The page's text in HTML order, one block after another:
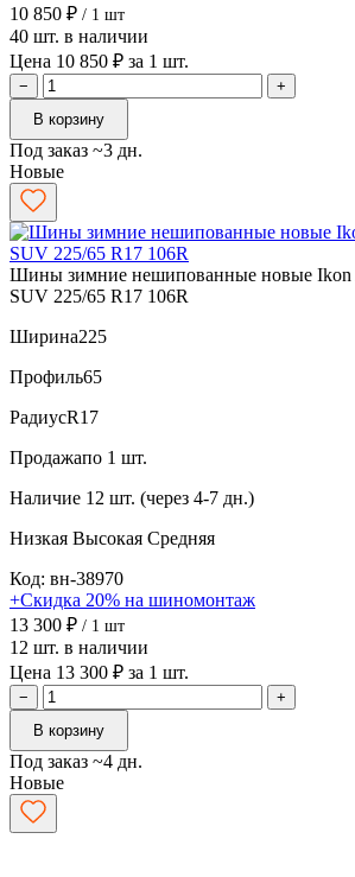
10 850 ₽ / 1 шт
40 шт. в наличии
Цена 10 850 ₽ за 1 шт.
−
+
В корзину
Под заказ ~3 дн.
Новые
Шины зимние нешипованные новые Ikon
SUV 225/65 R17 106R
Ширина225
Профиль65
РадиусR17
Продажапо 1 шт.
Наличие 12 шт. (через 4-7 дн.)
Низкая Высокая Средняя
Код: вн-38970
+Скидка 20% на шиномонтаж
13 300 ₽ / 1 шт
12 шт. в наличии
Цена 13 300 ₽ за 1 шт.
−
+
В корзину
Под заказ ~4 дн.
Новые